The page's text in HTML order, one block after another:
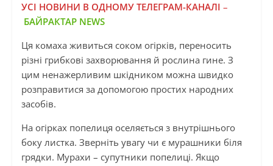
УСІ НОВИНИ В ОДНОМУ ТЕЛЕГРАМ-КАНАЛІ –
БАЙРАКТАР NEWS
Ця комаха живиться соком огірків, переносить
різні грибкові захворювання й рослина гине. З
цим ненажерливим шкідником можна швидко
розправитися за допомогою простих народних
засобів.
На огірках попелиця оселяється з внутрішнього
боку листка. Зверніть увагу чи є мурашники біля
грядки. Мурахи – супутники попелиці. Якщо